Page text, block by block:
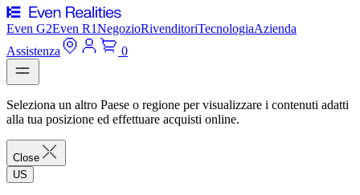
Even G2Even R1NegozioRivenditoriTecnologiaAzienda
Assistenza
0
Seleziona un altro Paese o regione per visualizzare i contenuti adatti
alla tua posizione ed effettuare acquisti online.
Close
US